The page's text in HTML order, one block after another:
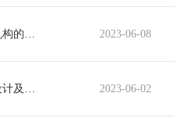
关于公开选聘资产评估机构的公告 2023-06-08
2023深圳数字能源展台设计及搭建招标通知 [已截止]
2023-06-02